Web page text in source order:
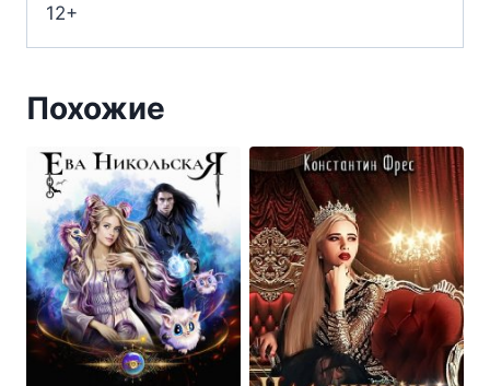
12+
Похожие